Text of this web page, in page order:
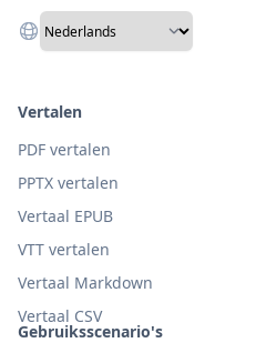
Gebruiksscenario's
Vertalen
PDF vertalen
PPTX vertalen
Vertaal EPUB
VTT vertalen
Vertaal Markdown
Vertaal CSV